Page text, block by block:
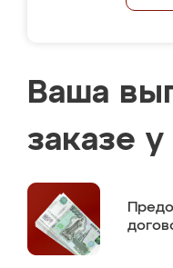
Ваша
заказе у